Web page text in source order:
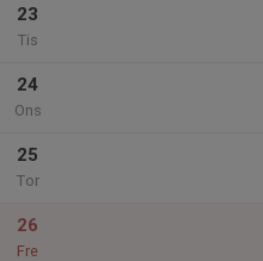
23
Tis
24
Ons
25
Tor
26
Fre